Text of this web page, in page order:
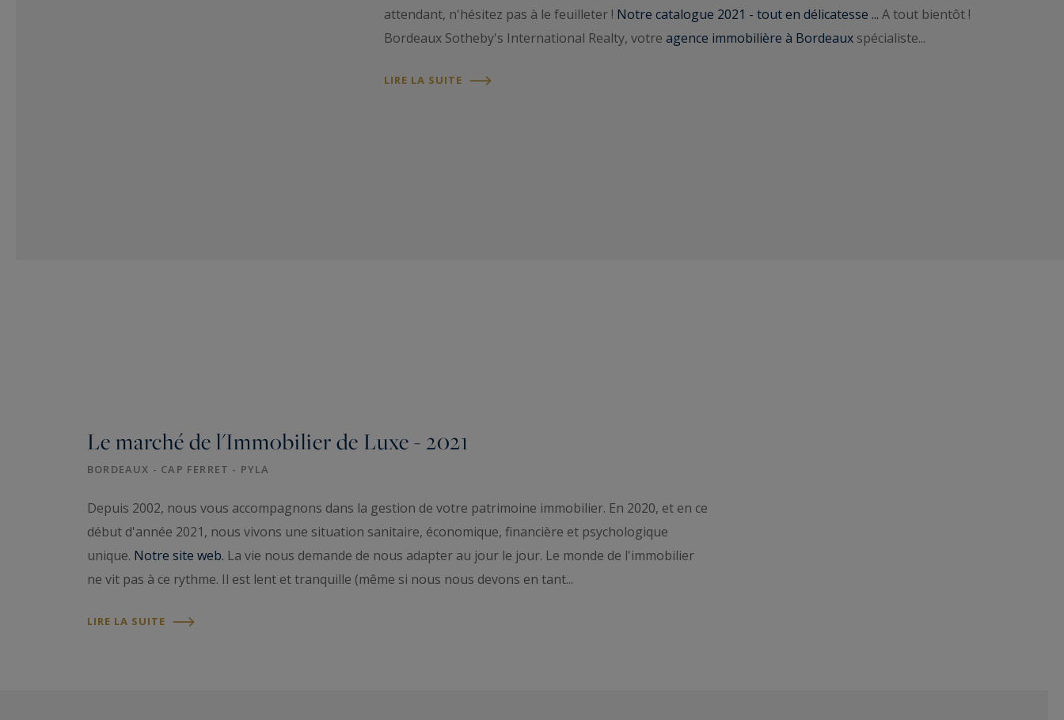
attendant, n'hésitez pas à le feuilleter ! Notre catalogue 2021 - tout en délicatesse ... A tout bientôt !
Bordeaux Sotheby's International Realty, votre agence immobilière à Bordeaux spécialiste...
LIRE LA SUITE
Le marché de l'Immobilier de Luxe - 2021
BORDEAUX - CAP FERRET - PYLA
Depuis 2002, nous vous accompagnons dans la gestion de votre patrimoine immobilier. En 2020, et en ce
début d'année 2021, nous vivons une situation sanitaire, économique, financière et psychologique
unique. Notre site web. La vie nous demande de nous adapter au jour le jour. Le monde de l'immobilier
ne vit pas à ce rythme. Il est lent et tranquille (même si nous nous devons en tant...
LIRE LA SUITE